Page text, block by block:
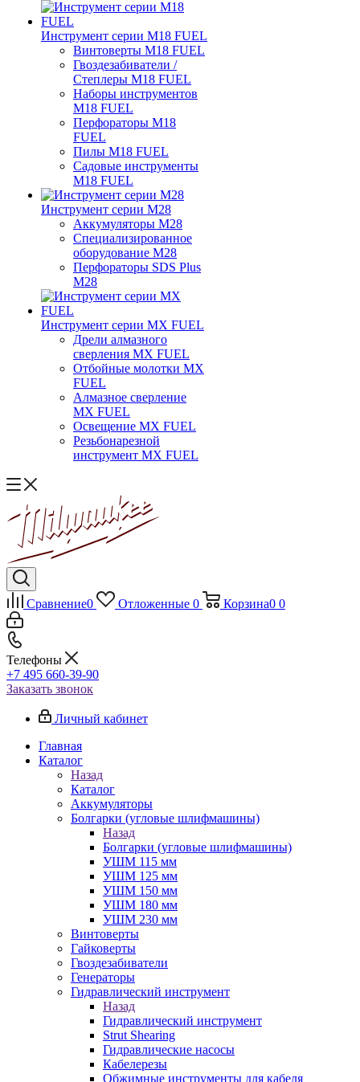
Инструмент серии M18 FUEL
Винтоверты M18 FUEL
Гвоздезабиватели /
Степлеры M18 FUEL
Наборы инструментов
M18 FUEL
Перфораторы M18
FUEL
Пилы M18 FUEL
Садовые инструменты
M18 FUEL
Инструмент серии M28
Аккумуляторы M28
Специализированное
оборудование M28
Перфораторы SDS Plus
M28
Инструмент серии MX FUEL
Дрели алмазного
сверления MX FUEL
Отбойные молотки MX
FUEL
Алмазное сверление
MX FUEL
Освещение MX FUEL
Резьбонарезной
инструмент MX FUEL
Сравнение0 Отложенные 0 Корзина0 0
Телефоны
+7 495 660-39-90
Заказать звонок
Личный кабинет
Главная
Каталог
Назад
Каталог
Аккумуляторы
Болгарки (угловые шлифмашины)
Назад
Болгарки (угловые шлифмашины)
УШМ 115 мм
УШМ 125 мм
УШМ 150 мм
УШМ 180 мм
УШМ 230 мм
Винтоверты
Гайковерты
Гвоздезабиватели
Генераторы
Гидравлический инструмент
Назад
Гидравлический инструмент
Strut Shearing
Гидравлические насосы
Кабелерезы
Обжимные инструменты для кабеля